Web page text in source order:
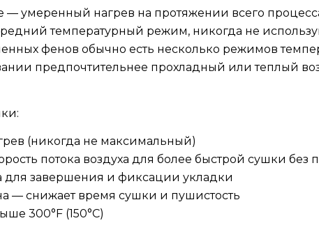
— умеренный нагрев на протяжении всего
температурный режим, никогда не
фенов обычно есть несколько режимов
предпочтительнее прохладный или теплый
(никогда не максимальный)
потока воздуха для более быстрой сушки без
для завершения и фиксации укладки
— снижает время сушки и пушистость
300°F (150°C)